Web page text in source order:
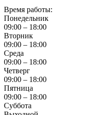
Время работы:
Понедельник
09:00 – 18:00
Вторник
09:00 – 18:00
Среда
09:00 – 18:00
Четверг
09:00 – 18:00
Пятница
09:00 – 18:00
Суббота